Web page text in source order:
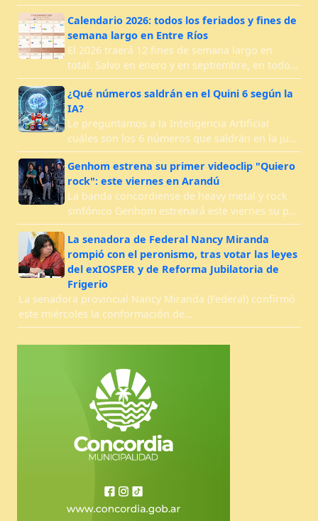
Calendario 2026: todos los feriados y fines de
semana largo en Entre Ríos
El 2026 traerá 12 fines de semana largo en
total. Salvo en enero y en septiembre, en todo…
¿Qué números saldrán en el Quini 6 según la
IA?
Le preguntamos a la Inteligencia Artificial
cuáles son los 6 números que saldrán en la ju…
Genhom estrena su primer videoclip "Quiero
rock": este viernes en Arandú
La banda concordiense de heavy metal y rock
sinfónico Genhom estrenará este viernes su p…
La senadora de Federal Nancy Miranda
rompió con el peronismo, tras votar las leyes
del exIOSPER y de Reforma Jubilatoria de
Frigerio
La senadora provincial Nancy Miranda (Federal) confirmó
este miércoles la conformación de…